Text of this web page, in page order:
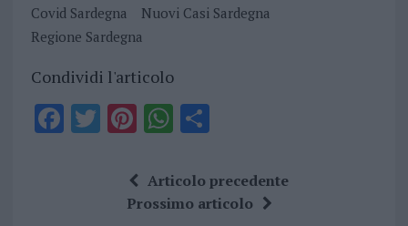
Covid Sardegna
Nuovi Casi Sardegna
Regione Sardegna
Condividi l'articolo
F T Pi
te
re
W
at
s
S
a
re
Articolo precedente
Prossimo articolo